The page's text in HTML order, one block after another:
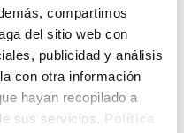
compartimos
del sitio web con
publicidad y análisis
con otra información
hayan recopilado a
sus servicios. Política